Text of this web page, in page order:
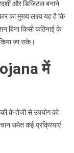
लोगों
को
ही
मिलेगा
राशन
+
सिलेंडर,
और डिजिटल बनाने
का मुख्य लक्ष्य यह है कि
बिना किसी कठिनाई के
किया जा सके।
में
के तेजी से उपयोग को
समेत कई प्रक्रियाएं